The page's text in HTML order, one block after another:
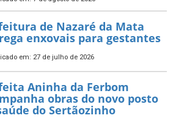
de Nazaré da Mata
enxovais para gestantes
em: 27 de julho de 2026
Aninha da Ferbom
obras do novo posto
do Sertãozinho